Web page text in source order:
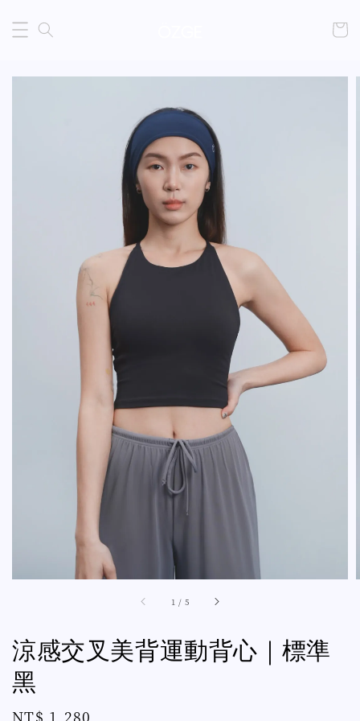
1 / 5
涼感交叉美背運動背心｜標準
黑
Regular
NT$ 1,280